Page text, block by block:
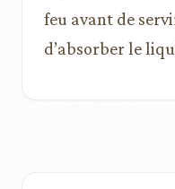
feu avant de
d’absorber le